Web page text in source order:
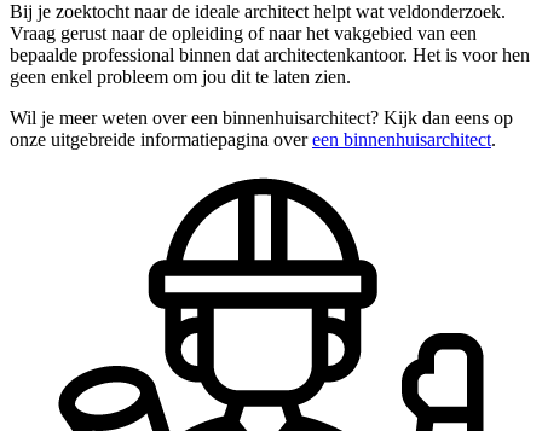
Bij je zoektocht naar de ideale architect helpt wat veldonderzoek.
Vraag gerust naar de opleiding of naar het vakgebied van een
bepaalde professional binnen dat architectenkantoor. Het is voor hen
geen enkel probleem om jou dit te laten zien.
Wil je meer weten over een binnenhuisarchitect? Kijk dan eens op
onze uitgebreide informatiepagina overeen binnenhuisarchitect.